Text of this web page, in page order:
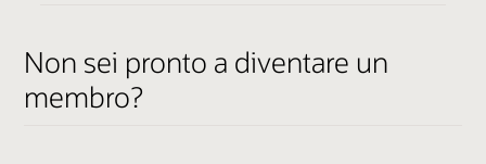
Ambienti cloud
Trasferimento delle competenze
QUALIFICATORI
Varia per expertise
Non sei pronto a diventare un
membro?